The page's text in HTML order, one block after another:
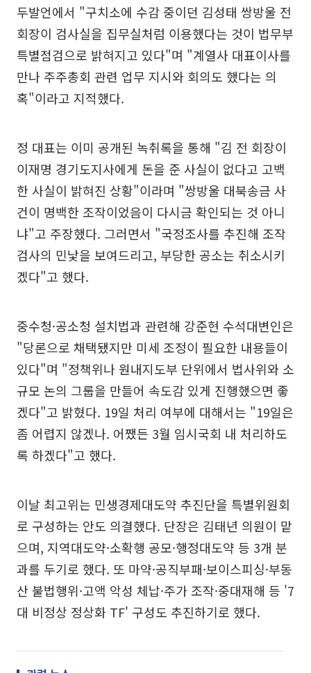
두발언에서 "구치소에 수감 중이던 김성태 쌍방울 전
회장이 검사실을 집무실처럼 이용했다는 것이 법무부
특별점검으로 밝혀지고 있다"며 "계열사 대표이사를
만나 주주총회 관련 업무 지시와 회의도 했다는 의
혹"이라고 지적했다.
정 대표는 이미 공개된 녹취록을 통해 "김 전 회장이
이재명 경기도지사에게 돈을 준 사실이 없다고 고백
한 사실이 밝혀진 상황"이라며 "쌍방울 대북송금 사
건이 명백한 조작이었음이 다시금 확인되는 것 아니
냐"고 주장했다. 그러면서 "국정조사를 추진해 조작
검사의 민낯을 보여드리고, 부당한 공소는 취소시키
겠다"고 했다.
중수청·공소청 설치법과 관련해 강준현 수석대변인은
"당론으로 채택됐지만 미세 조정이 필요한 내용들이
있다"며 "정책위나 원내지도부 단위에서 법사위와 소
규모 논의 그룹을 만들어 속도감 있게 진행했으면 좋
겠다"고 밝혔다. 19일 처리 여부에 대해서는 "19일은
좀 어렵지 않겠나. 어쨌든 3월 임시국회 내 처리하도
록 하겠다"고 했다.
이날 최고위는 민생경제대도약 추진단을 특별위원회
로 구성하는 안도 의결했다. 단장은 김태년 의원이 맡
으며, 지역대도약·소확행 공모·행정대도약 등 3개 분
과를 두기로 했다. 또 마약·공직부패·보이스피싱·부동
산 불법행위·고액 악성 체납·주가 조작·중대재해 등 '7
대 비정상 정상화 TF' 구성도 추진하기로 했다.